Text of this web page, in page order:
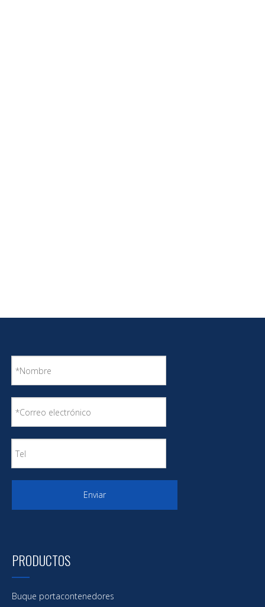
Enviar
PRODUCTOS
Buque portacontenedores